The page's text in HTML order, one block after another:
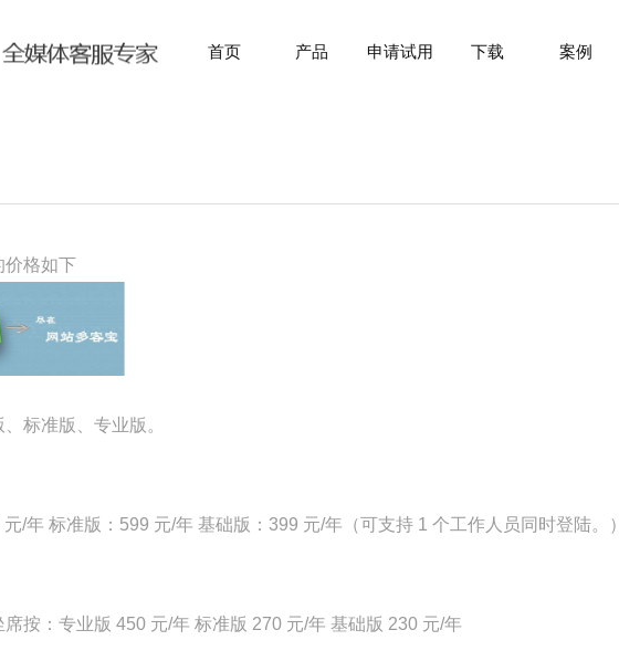
首页 产品 申请试用 下载 案例
价格如下
标准版、专业版。
/年 标准版：599 元/年 基础版：399 元/年（可支持 1 个工作人员同时登陆。）
按：专业版 450 元/年 标准版 270 元/年 基础版 230 元/年